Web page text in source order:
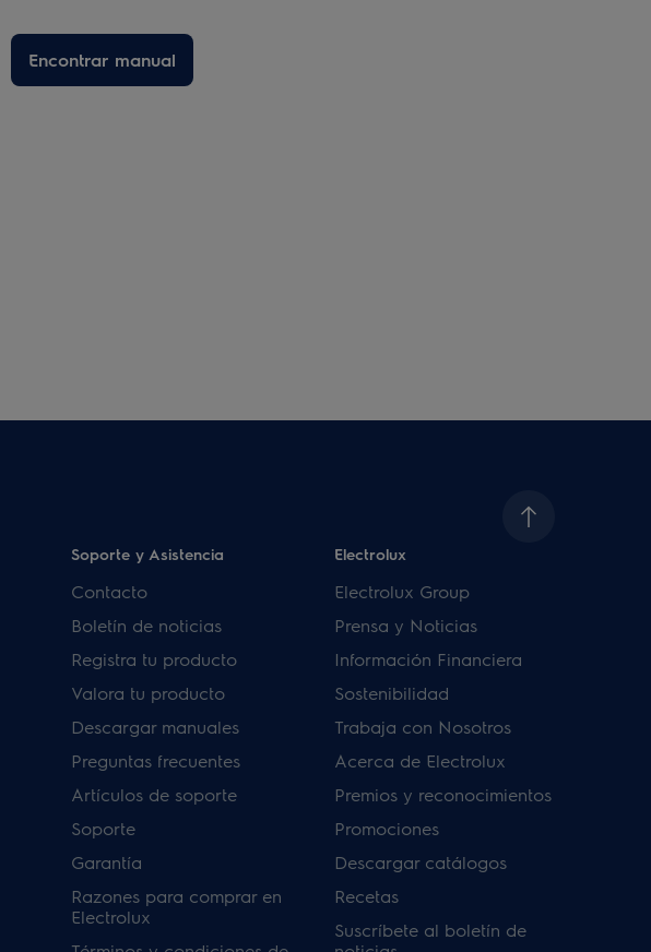
Encontrar manual
Soporte y Asistencia
Contacto
Boletín de noticias
Registra tu producto
Valora tu producto
Descargar manuales
Preguntas frecuentes
Artículos de soporte
Soporte
Garantía
Razones para comprar en
Electrolux
Electrolux
Electrolux Group
Prensa y Noticias
Información Financiera
Sostenibilidad
Trabaja con Nosotros
Acerca de Electrolux
Premios y reconocimientos
Promociones
Descargar catálogos
Recetas
Suscríbete al boletín de